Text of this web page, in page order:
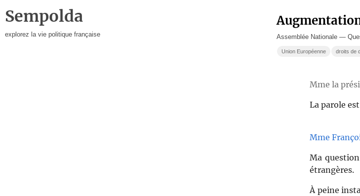
Sempolda
explorez la vie politique française Assemblée Nationale —
Union Européenne droits de
Mme la
La parole
Mme
Ma
étrangères.
À peine